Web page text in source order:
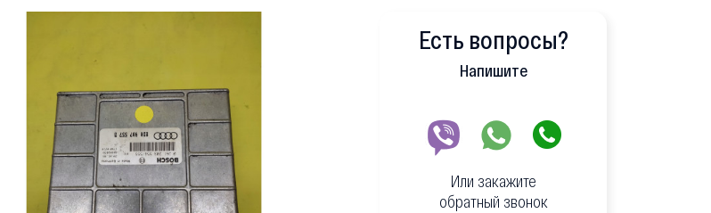
Есть вопросы?
Напишите
Или закажите
обратный звонок